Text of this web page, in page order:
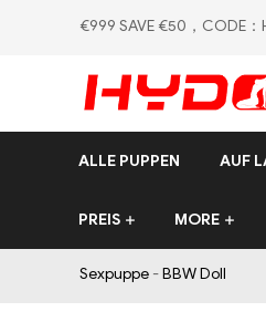
€999 SAVE €50，CODE：
HYDOLL.DE
ALLE PUPPEN AUF
PREIS MORE
Sexpuppe -BBW Doll